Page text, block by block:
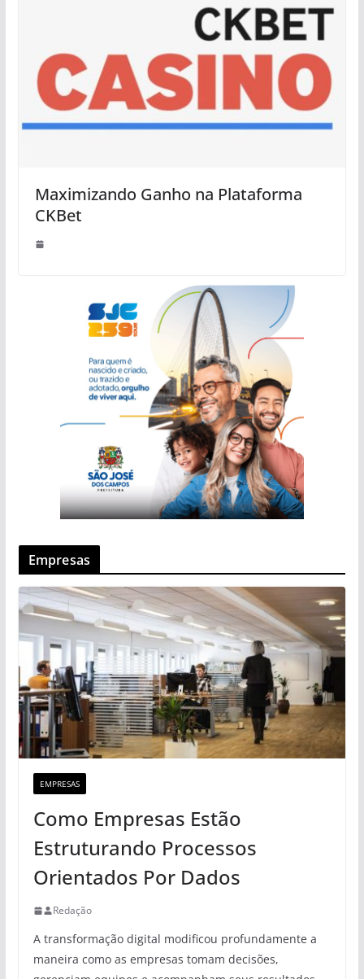
Maximizando Ganho na Plataforma
CKBet
Empresas
EMPRESAS
Como Empresas Estão
Estruturando Processos
Orientados Por Dados
Redação
A transformação digital modificou profundamente a
maneira como as empresas tomam decisões,